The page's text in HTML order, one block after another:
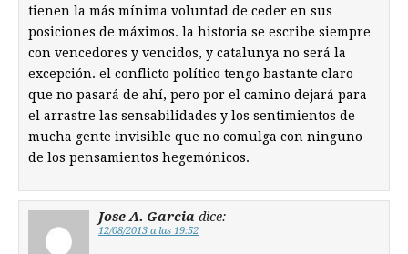
tienen la más mínima voluntad de ceder en sus
posiciones de máximos. la historia se escribe siempre
con vencedores y vencidos, y catalunya no será la
excepción. el conflicto político tengo bastante claro
que no pasará de ahí, pero por el camino dejará para
el arrastre las sensabilidades y los sentimientos de
mucha gente invisible que no comulga con ninguno
de los pensamientos hegemónicos.
Jose A. Garcia dice:
12/08/2013 a las 19:52